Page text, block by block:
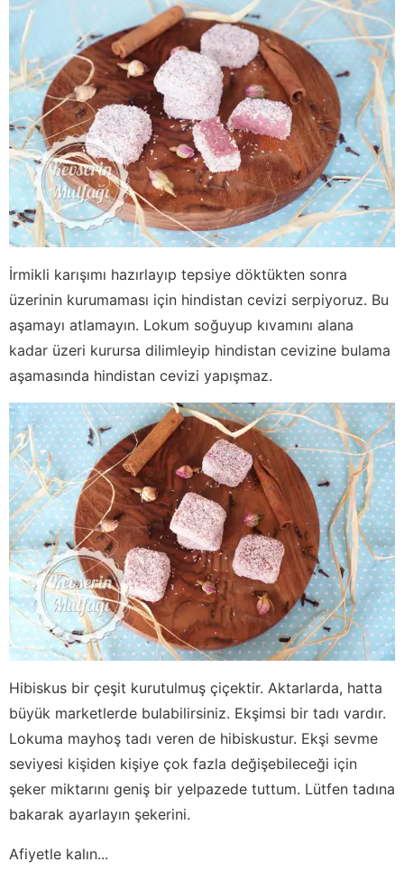
İrmikli karışımı hazırlayıp tepsiye döktükten sonra
üzerinin kurumaması için hindistan cevizi serpiyoruz. Bu
aşamayı atlamayın. Lokum soğuyup kıvamını alana
kadar üzeri kurursa dilimleyip hindistan cevizine bulama
aşamasında hindistan cevizi yapışmaz.
Hibiskus bir çeşit kurutulmuş çiçektir. Aktarlarda, hatta
büyük marketlerde bulabilirsiniz. Ekşimsi bir tadı vardır.
Lokuma mayhoş tadı veren de hibiskustur. Ekşi sevme
seviyesi kişiden kişiye çok fazla değişebileceği için
şeker miktarını geniş bir yelpazede tuttum. Lütfen tadına
bakarak ayarlayın şekerini.
Afiyetle kalın...